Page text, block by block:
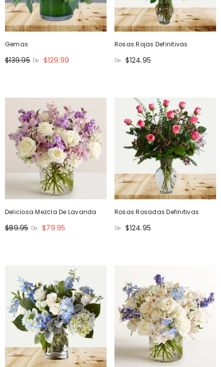
Gemas
$139.95 De $129.99
Rosas Rojas Definitivas
De $124.95
Deliciosa Mezcla De Lavanda
$89.95 De $79.95
Rosas Rosadas Definitivas
De $124.95